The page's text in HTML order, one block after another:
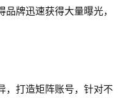
牌迅速获得大量曝光，
，打造矩阵账号，针对不